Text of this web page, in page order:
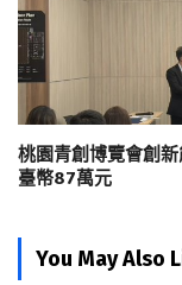
桃園青創博覽會創
臺幣87萬元
You May Also